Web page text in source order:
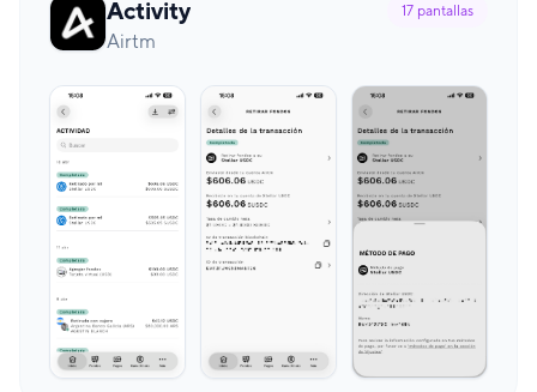
Activity
Airtm
17 pantallas